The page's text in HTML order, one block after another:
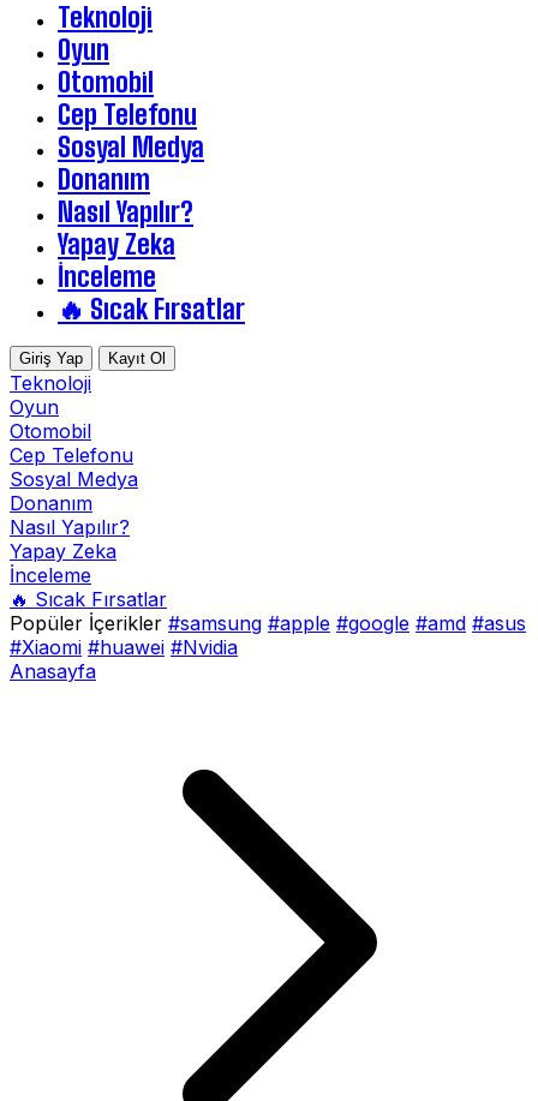
Teknoloji
Oyun
Otomobil
Cep Telefonu
Sosyal Medya
Donanım
Nasıl Yapılır?
Yapay Zeka
İnceleme
🔥 Sıcak Fırsatlar
Giriş Yap Kayıt Ol
Teknoloji
Oyun
Otomobil
Cep Telefonu
Sosyal Medya
Donanım
Nasıl Yapılır?
Yapay Zeka
İnceleme
🔥 Sıcak Fırsatlar
Popüler İçerikler #samsung #apple #google #amd #asus
#Xiaomi #huawei #Nvidia
Anasayfa